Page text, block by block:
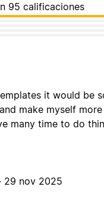
95 calificaciones
it would be
make myself
many time to do
29 nov 2025